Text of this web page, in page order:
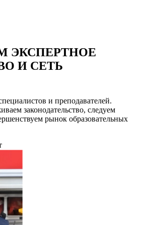
ЭКСПЕРТНОЕ
И СЕТЬ
и преподавателей.
законодательство, следуем
рынок образовательных